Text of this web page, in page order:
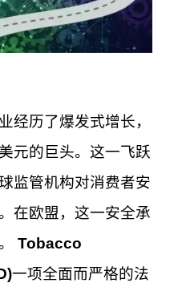
经历了爆发式增长，
元的巨头。这一飞跃
监管机构对消费者安
在欧盟，这一安全承
Tobacco
一项全面而严格的法